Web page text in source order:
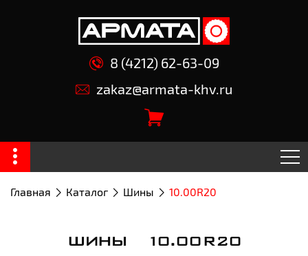
8 (4212) 62-63-09
zakaz@armata-khv.ru
Главная Каталог Шины 10.00R20
ШИНЫ 10.00R20